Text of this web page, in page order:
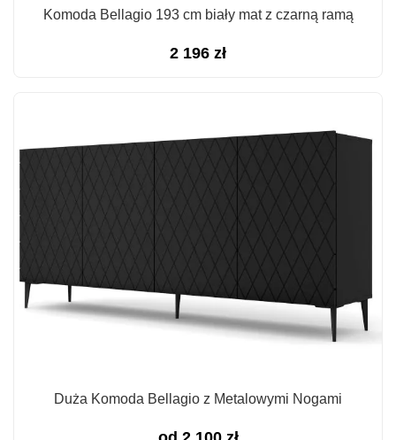
Komoda Bellagio 193 cm biały mat z czarną ramą
2 196 zł
Duża Komoda Bellagio z Metalowymi Nogami